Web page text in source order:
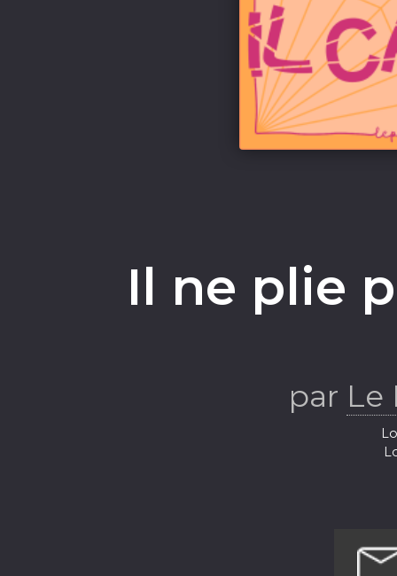
Il ne plie
par Le